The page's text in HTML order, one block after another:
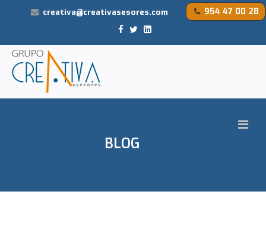
954 47 00 28
creativa@creativasesores.com
BLOG